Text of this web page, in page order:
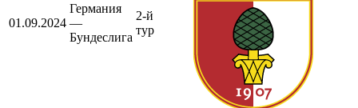
01.09.2024
Германия
—
Бундеслига
2-й
тур